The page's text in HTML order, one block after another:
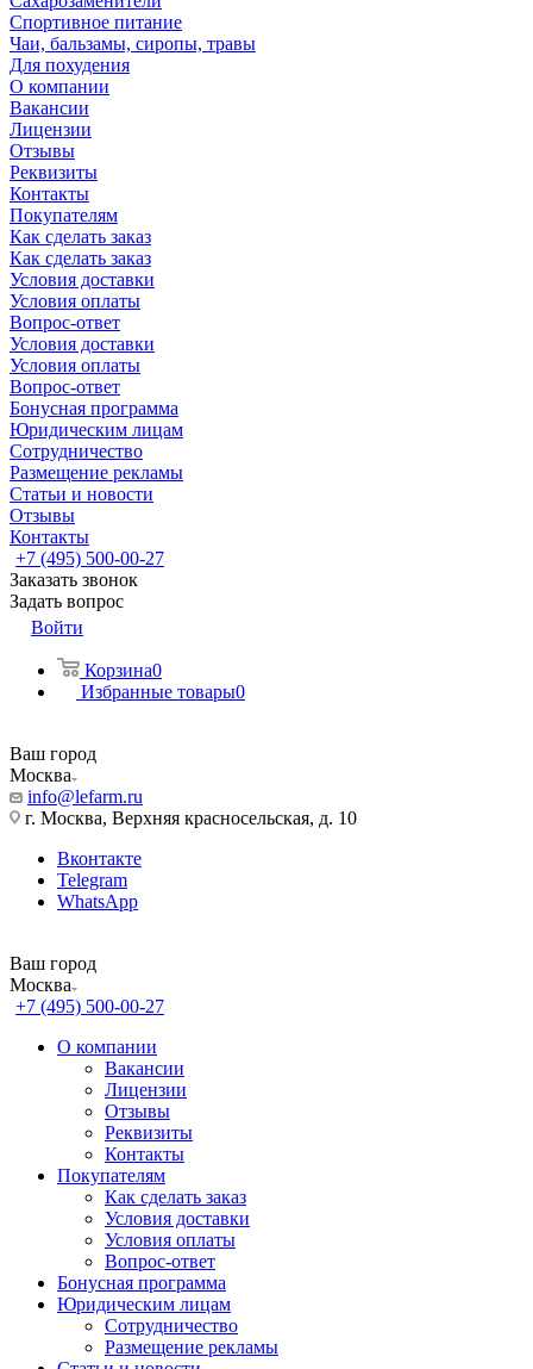
Спортивное питание
Чаи, бальзамы, сиропы, травы
Для похудения
О компании
Вакансии
Лицензии
Отзывы
Реквизиты
Контакты
Покупателям
Как сделать заказ
Как сделать заказ
Условия доставки
Условия оплаты
Вопрос-ответ
Условия доставки
Условия оплаты
Вопрос-ответ
Бонусная программа
Юридическим лицам
Сотрудничество
Размещение рекламы
Статьи и новости
Отзывы
Контакты
+7 (495) 500-00-27
Заказать звонок
Задать вопрос
Войти
Корзина0
Избранные товары0
Ваш город
Москва
info@lefarm.ru
г. Москва, Верхняя красносельская, д. 10
Вконтакте
Telegram
WhatsApp
Ваш город
Москва
+7 (495) 500-00-27
О компании
Вакансии
Лицензии
Отзывы
Реквизиты
Контакты
Покупателям
Как сделать заказ
Условия доставки
Условия оплаты
Вопрос-ответ
Бонусная программа
Юридическим лицам
Сотрудничество
Размещение рекламы